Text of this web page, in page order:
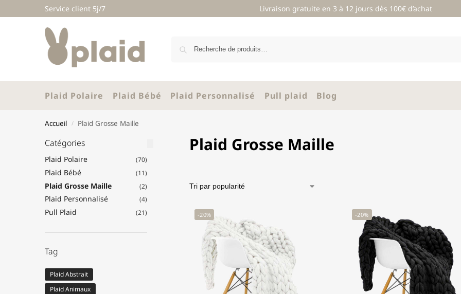
Service client 5j/7 Livraison gratuite en 3 à 12 jours dès 100€ d’achat
Plaid Polaire Plaid Bébé Plaid Personnalisé Pull plaid Blog
Accueil / Plaid Grosse Maille
Plaid Grosse Maille
-20% -20%
Catégories
Plaid Polaire (70)
Plaid Bébé (11)
Plaid Grosse Maille (2)
Plaid Personnalisé (4)
Pull Plaid (21)
Tag
Plaid Abstrait
Plaid Animaux